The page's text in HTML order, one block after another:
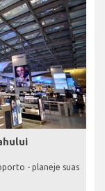
- planeje suas